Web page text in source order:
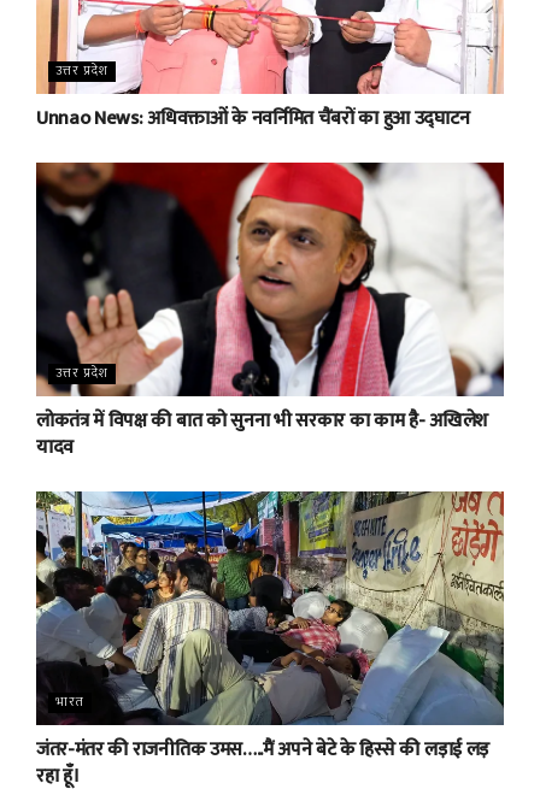
उत्तर प्रदेश
Unnao News: अधिवक्ताओं के नवर्निमित चैंबरों का हुआ उद्घाटन
उत्तर प्रदेश
लोकतंत्र में विपक्ष की बात को सुनना भी सरकार का काम है- अखिलेश
यादव
भारत
जंतर-मंतर की राजनीतिक उमस…..मैं अपने बेटे के हिस्से की लड़ाई लड़
रहा हूँ।